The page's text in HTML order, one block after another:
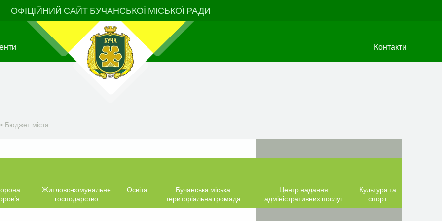
ОФІЦІЙНИЙ САЙТ БУЧАНСЬКОЇ МІСЬКОЇ РАДИ
Контакти
> Бюджет міста
Житлово-комунальне
господарство
Освіта
Бучанська міська
територіальна громада
Центр надання
адміністративних послуг
Культура та
спорт